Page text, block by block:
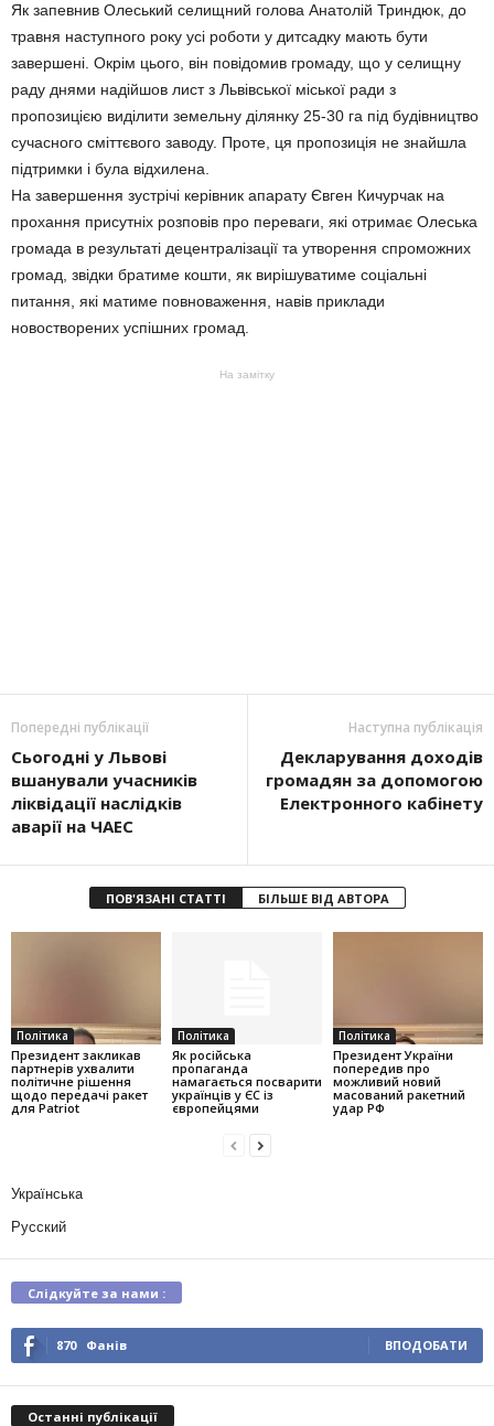
Як запевнив Олеський селищний голова Анатолій Триндюк, до
травня наступного року усі роботи у дитсадку мають бути
завершені. Окрім цього, він повідомив громаду, що у селищну
раду днями надійшов лист з Львівської міської ради з
пропозицією виділити земельну ділянку 25-30 га під будівництво
сучасного сміттєвого заводу. Проте, ця пропозиція не знайшла
підтримки і була відхилена.
На завершення зустрічі керівник апарату Євген Кичурчак на
прохання присутніх розповів про переваги, які отримає Олеська
громада в результаті децентралізації та утворення спроможних
громад, звідки братиме кошти, як вирішуватиме соціальні
питання, які матиме повноваження, навів приклади
новостворених успішних громад.
На замітку
Попередні публікації
Сьогодні у Львові
вшанували учасників
ліквідації наслідків
аварії на ЧАЕС
Наступна публікація
Декларування доходів
громадян за допомогою
Електронного кабінету
ПОВ'ЯЗАНІ СТАТТІ БІЛЬШЕ ВІД АВТОРА
Політика
Президент закликав
партнерів ухвалити
політичне рішення
щодо передачі ракет
для Patriot
Політика
Як російська
пропаганда
намагається посварити
українців у ЄС із
європейцями
Політика
Президент України
попередив про
можливий новий
масований ракетний
удар РФ
Українська
Русский
Слідкуйте за нами :
870 Фанів ВПОДОБАТИ
Останні публікації